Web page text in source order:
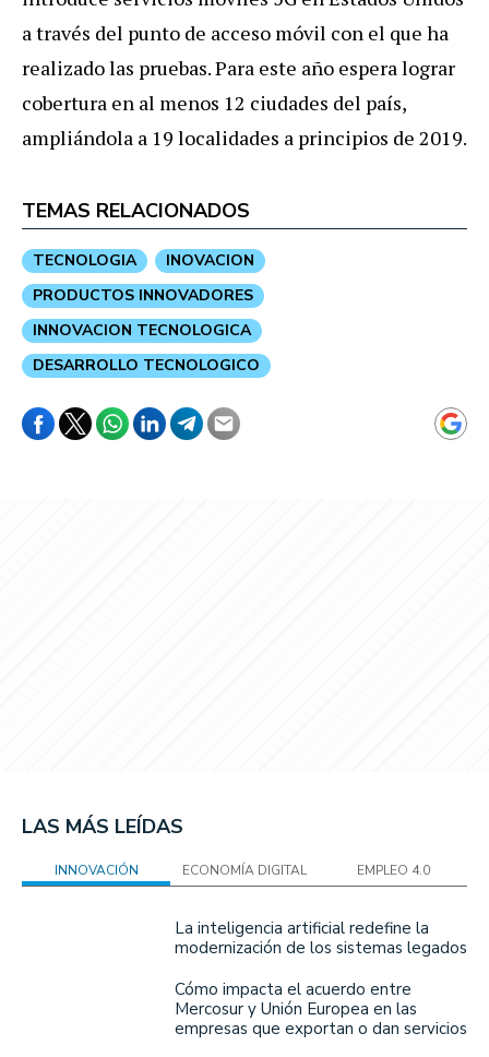
a través del punto de acceso móvil con el que ha
realizado las pruebas. Para este año espera lograr
cobertura en al menos 12 ciudades del país,
ampliándola a 19 localidades a principios de 2019.
TEMAS RELACIONADOS
TECNOLOGIA
INOVACION
PRODUCTOS INNOVADORES
INNOVACION TECNOLOGICA
DESARROLLO TECNOLOGICO
LAS MÁS LEÍDAS
INNOVACIÓN ECONOMÍA DIGITAL EMPLEO 4.0
La inteligencia artificial redefine la
modernización de los sistemas legados
Cómo impacta el acuerdo entre
Mercosur y Unión Europea en las
empresas que exportan o dan servicios